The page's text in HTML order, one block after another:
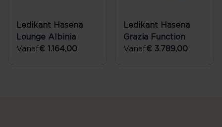
Ledikant Hasena
Lounge Albinia
Vanaf€ 1.164,00
Ledikant Hasena
Grazia Function
Vanaf€ 3.789,00